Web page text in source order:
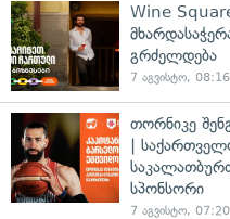
Wine
გრძელდება
7 აგვისტო, 08:16
თორნიკე
|
სპონსორი
7 აგვისტო, 07:20